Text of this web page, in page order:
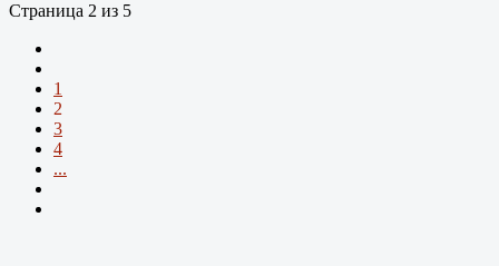
Страница 2 из 5
1
2
3
4
...